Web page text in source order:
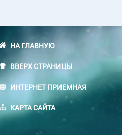
НА ГЛАВНУЮ
ВВЕРХ СТРАНИЦЫ
ИНТЕРНЕТ ПРИЕМНАЯ
КАРТА САЙТА